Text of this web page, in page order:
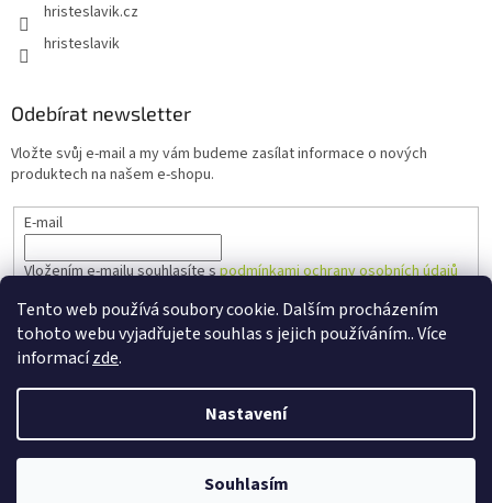
Tento web používá soubory cookie. Dalším procházením
tohoto webu vyjadřujete souhlas s jejich používáním.. Více
informacízde.
Nastavení
Souhlasím
hristeslavik.cz
hristeslavik
Odebírat newsletter
Vložte svůj e-mail a my vám budeme zasílat informace o nových
produktech na našem e-shopu.
E-mail
Vložením e-mailu souhlasíte spodmínkami ochrany osobních údajů
PŘIHLÁSIT SE
Vytvořil Shoptet
Hřiště Slavík. Všechna práva vyhrazena.